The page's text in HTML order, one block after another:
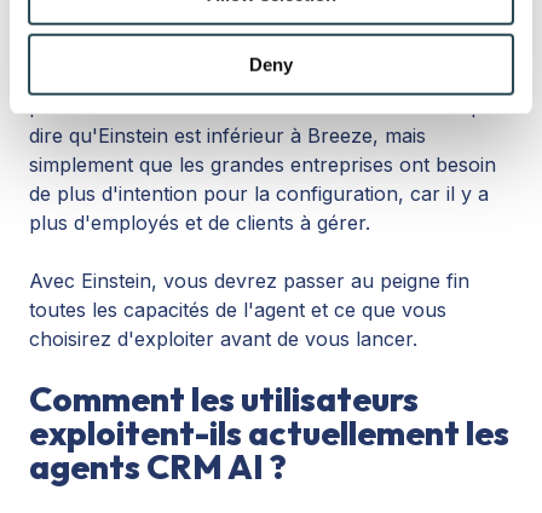
may combine it with other information that you’ve
provided to them or that they’ve collected from your use
of their services.
Deny
faire pour personnaliser l'IA intégrée à la
dire qu'Einstein est inférieur à Breeze, mais
simplement que les grandes entreprises ont besoin
de plus d'intention pour la configuration, car il y a
plus d'employés et de clients à gérer.
Avec Einstein, vous devrez passer au peigne fin
toutes les capacités de l'agent et ce que vous
choisirez d'exploiter avant de vous lancer.
Comment les utilisateurs
exploitent-ils actuellement les
agents CRM AI ?